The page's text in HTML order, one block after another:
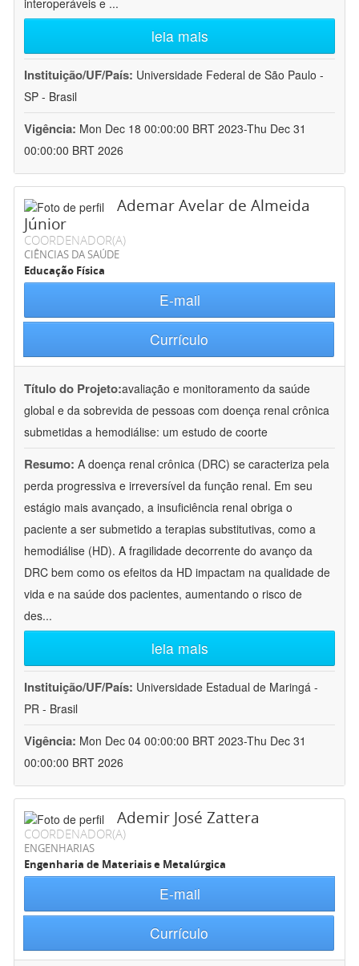
interoperáveis e ...
leia mais
Instituição/UF/País: Universidade Federal de São Paulo -
SP - Brasil
Vigência: Mon Dec 18 00:00:00 BRT 2023-Thu Dec 31
00:00:00 BRT 2026
Ademar Avelar de Almeida
Júnior
COORDENADOR(A)
CIÊNCIAS DA SAÚDE
Educação Física
E-mail
Currículo
Título do Projeto:avaliação e monitoramento da saúde
global e da sobrevida de pessoas com doença renal crônica
submetidas a hemodiálise: um estudo de coorte
Resumo: A doença renal crônica (DRC) se caracteriza pela
perda progressiva e irreversível da função renal. Em seu
estágio mais avançado, a insuficiência renal obriga o
paciente a ser submetido a terapias substitutivas, como a
hemodiálise (HD). A fragilidade decorrente do avanço da
DRC bem como os efeitos da HD impactam na qualidade de
vida e na saúde dos pacientes, aumentando o risco de
des...
leia mais
Instituição/UF/País: Universidade Estadual de Maringá -
PR - Brasil
Vigência: Mon Dec 04 00:00:00 BRT 2023-Thu Dec 31
00:00:00 BRT 2026
Ademir José Zattera
COORDENADOR(A)
ENGENHARIAS
Engenharia de Materiais e Metalúrgica
E-mail
Currículo